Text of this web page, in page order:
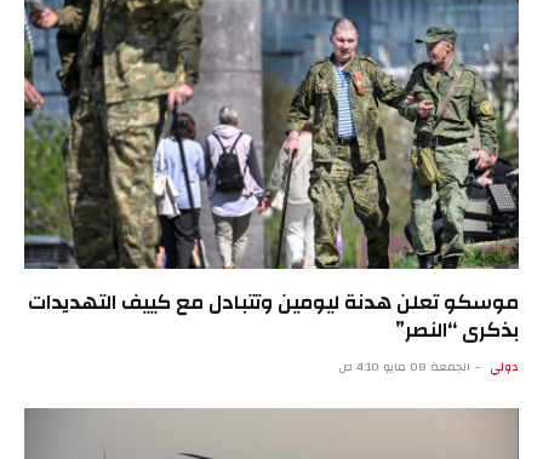
موسكو تعلن هدنة ليومين وتتبادل مع كييف التهديدات
بذكرى “النصر”
دولي الجمعة 08 مايو 4:10 ص